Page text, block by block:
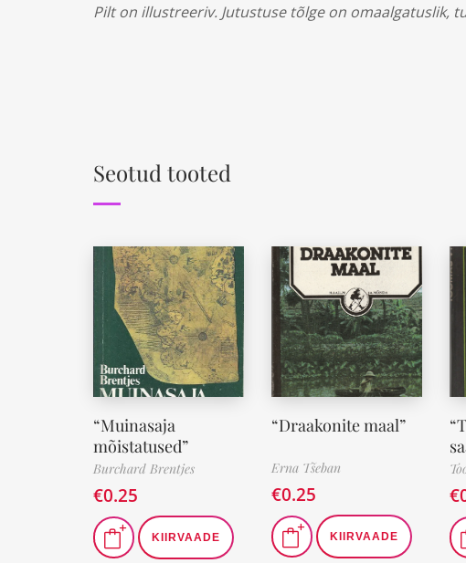
Pilt on illustreeriv. Jutustuse tõlge on omaalgatuslik,
Seotud tooted
“Muinasaja
mõistatused”
Burchard Brentjes
€0.25
KIIRVAADE
“Draakonite maal”
Erna Tšeban
€0.25
KIIRVAADE
€